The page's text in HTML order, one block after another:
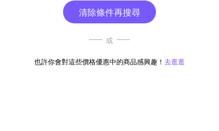
清除條件再搜尋
或
也許你會對這些價格優惠中的商品感興趣！ 去逛逛